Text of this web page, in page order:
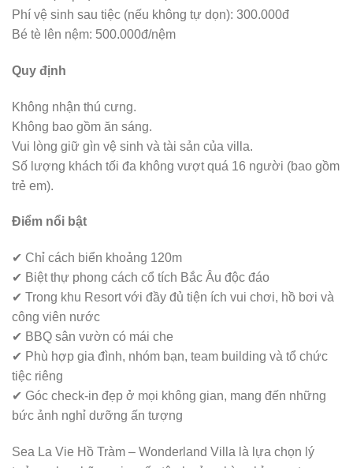
Phí vệ sinh sau tiệc (nếu không tự dọn): 300.000đ
Bé tè lên nệm: 500.000đ/nệm
Quy định
Không nhận thú cưng.
Không bao gồm ăn sáng.
Vui lòng giữ gìn vệ sinh và tài sản của villa.
Số lượng khách tối đa không vượt quá 16 người (bao gồm
trẻ em).
Điểm nổi bật
✔ Chỉ cách biển khoảng 120m
✔ Biệt thự phong cách cổ tích Bắc Âu độc đáo
✔ Trong khu Resort với đầy đủ tiện ích vui chơi, hồ bơi và
công viên nước
✔ BBQ sân vườn có mái che
✔ Phù hợp gia đình, nhóm bạn, team building và tổ chức
tiệc riêng
✔ Góc check-in đẹp ở mọi không gian, mang đến những
bức ảnh nghỉ dưỡng ấn tượng
Sea La Vie Hồ Tràm – Wonderland Villa là lựa chọn lý